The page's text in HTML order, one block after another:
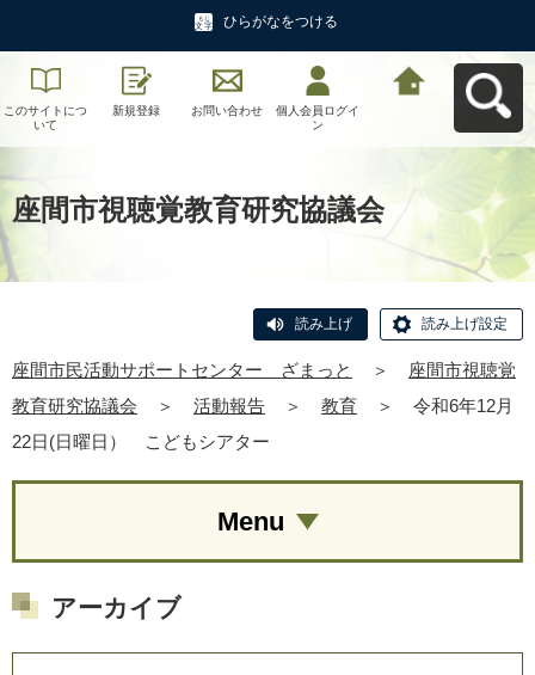
ひらがなをつける
このサイトにつ
いて
新規登録 お問い合わせ
個人会員ログイ
ン
座間市視聴覚教育研究協議会
読み上げ 読み上げ設定
座間市民活動サポートセンター ざまっと ＞
座間市視聴覚
教育研究協議会
＞ 活動報告 ＞ 教育 ＞
令和6年12月
22日(日曜日） こどもシアター
Menu
アーカイブ